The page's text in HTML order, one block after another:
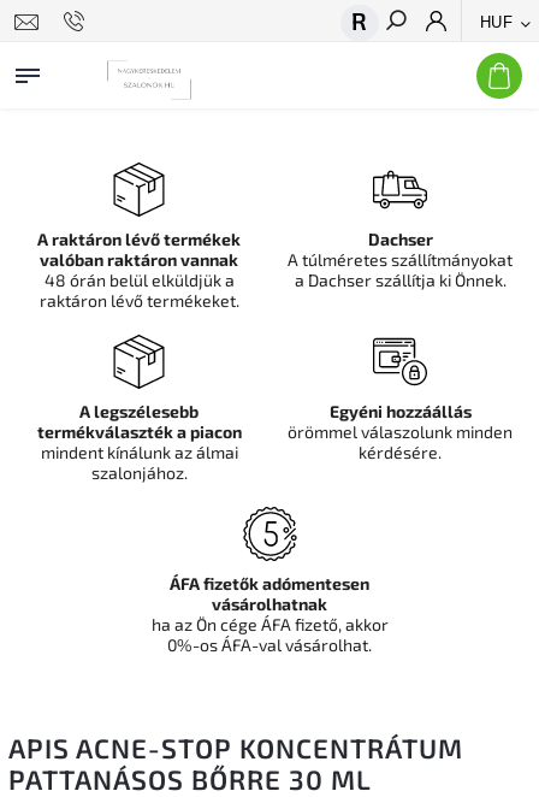
HUF
Keresés
APIS ACNE-STOP KONCENTRÁTUM
PATTANÁSOS BŐRRE 30 ML
A raktáron lévő termékek
valóban raktáron vannak
48 órán belül elküldjük a
raktáron lévő termékeket.
Dachser
A túlméretes szállítmányokat
a Dachser szállítja ki Önnek.
A legszélesebb
termékválaszték a piacon
mindent kínálunk az álmai
szalonjához.
Egyéni hozzáállás
örömmel válaszolunk minden
kérdésére.
ÁFA fizetők adómentesen
vásárolhatnak
ha az Ön cége ÁFA fizető, akkor
0%-os ÁFA-val vásárolhat.